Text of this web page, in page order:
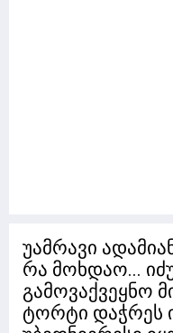
უამრავი
რა მოხდაო...
გამოვაქვეყნო
ტორტი დაჭრეს